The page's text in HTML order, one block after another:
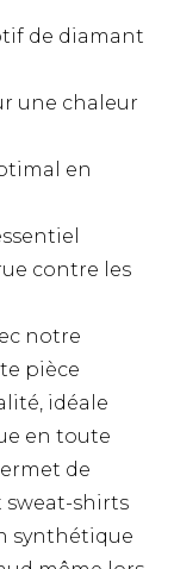
de diamant
une chaleur
en
contre les
notre
pièce
idéale
en toute
de
sweat-shirts
synthétique